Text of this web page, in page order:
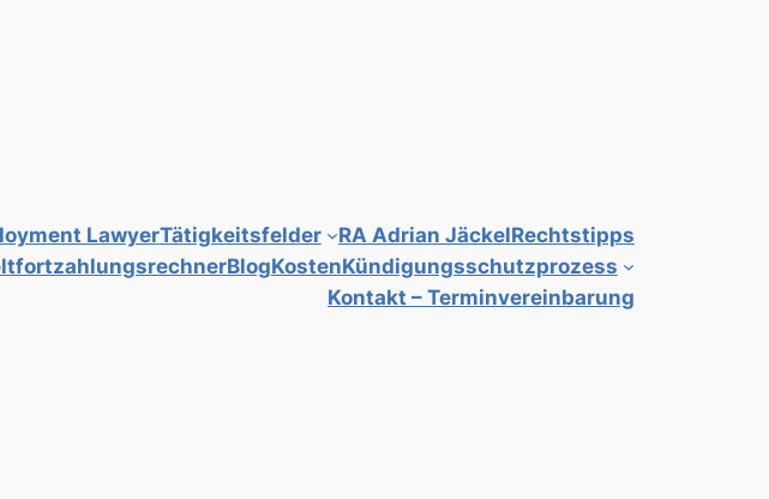
LawyerTätigkeitsfelder RA Adrian JäckelRechtstipps
BlogKostenKündigungsschutzprozess
Kontakt – Terminvereinbarung